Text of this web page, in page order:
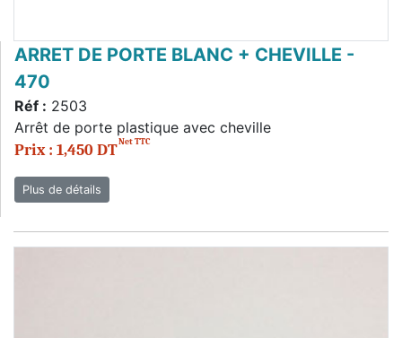
ARRET DE PORTE BLANC + CHEVILLE -
470
Réf : 2503
Arrêt de porte plastique avec cheville
Prix : 1,450 DTNet TTC
Plus de détails